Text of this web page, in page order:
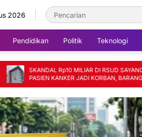
2026
Pendidikan Politik Teknologi
SKANDAL Rp10 MILIAR DI RSUD SAYANG:
PASIEN KANKER JADI KORBAN, BARANG
FIKTIF